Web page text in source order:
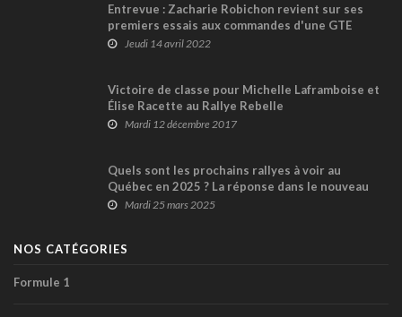
Entrevue : Zacharie Robichon revient sur ses
premiers essais aux commandes d'une GTE
Jeudi 14 avril 2022
Victoire de classe pour Michelle Laframboise et
Élise Racette au Rallye Rebelle
Mardi 12 décembre 2017
Quels sont les prochains rallyes à voir au
Québec en 2025 ? La réponse dans le nouveau
Pole-Position Magazine !
Mardi 25 mars 2025
NOS CATÉGORIES
Formule 1